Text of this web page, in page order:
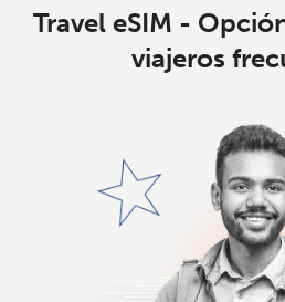
Travel eSIM -
viajeros